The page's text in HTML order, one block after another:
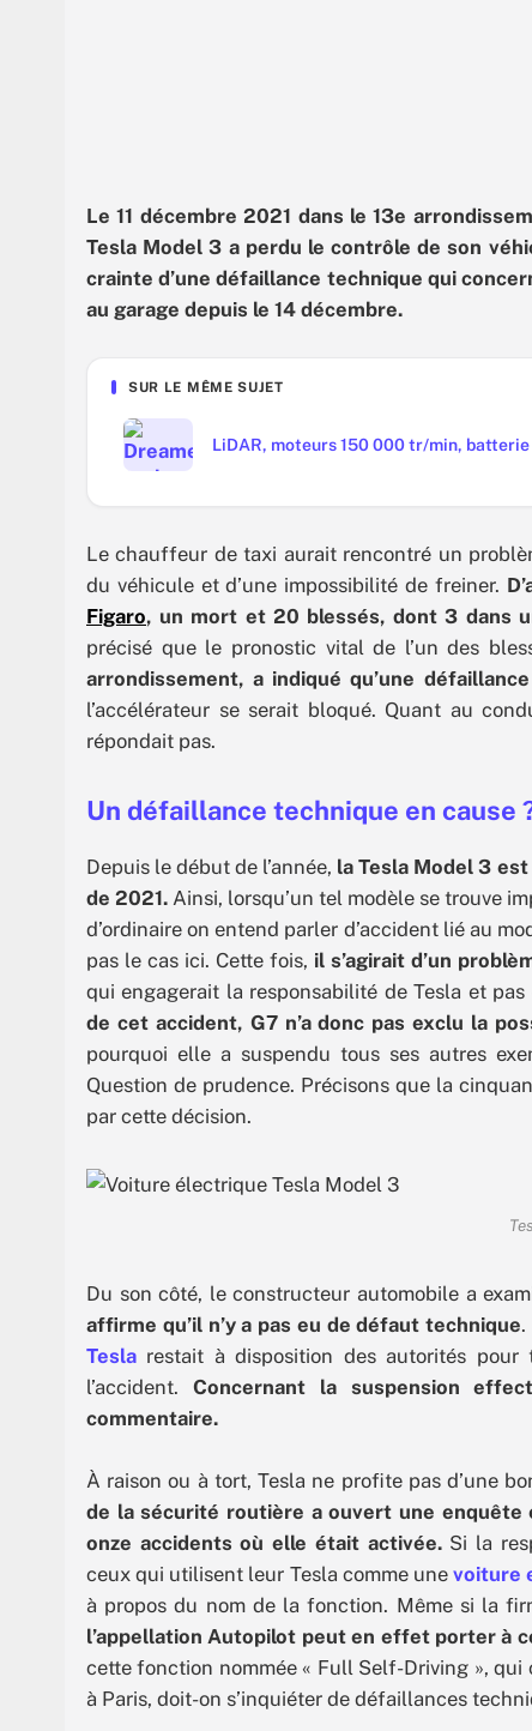
Le 11 décembre 2021 dans le 13e
Tesla Model 3 a perdu le contrôle de son
crainte d’une défaillance technique qui
au garage depuis le 14 décembre.
SUR LE MÊME SUJET
LiDAR, moteurs 150 000 tr/min,
Le chauffeur de taxi aurait rencontré un
du véhicule et d’une impossibilité de freiner.
Figaro, un mort et 20 blessés, dont 3 dans
précisé que le pronostic vital de l’un des
arrondissement, a indiqué qu’une
l’accélérateur se serait bloqué. Quant au
répondait pas.
Un défaillance technique en cause
Depuis le début de l’année, la Tesla Model 3
de 2021. Ainsi, lorsqu’un tel modèle se trouve
d’ordinaire on entend parler d’accident lié au
pas le cas ici. Cette fois, il s’agirait d’un
qui engagerait la responsabilité de Tesla et
de cet accident, G7 n’a donc pas exclu la
pourquoi elle a suspendu tous ses autres
Question de prudence. Précisons que la
par cette décision.
Du son côté, le constructeur automobile a
affirme qu’il n’y a pas eu de défaut technique.
Tesla restait à disposition des autorités pour
l’accident. Concernant la suspension
commentaire.
À raison ou à tort, Tesla ne profite pas d’une
de la sécurité routière a ouvert une
onze accidents où elle était activée.Si la
ceux qui utilisent leur Tesla comme une voiture
à propos du nom de la fonction. Même si la
l’appellation Autopilot peut en effet porter à
cette fonction nommée « Full Self-Driving »,
à Paris, doit-on s’inquiéter de défaillances